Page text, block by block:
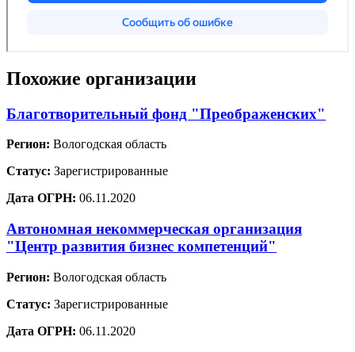
Похожие организации
Благотворительный фонд "Преображенских"
Регион: Вологодская область
Статус: Зарегистрированные
Дата ОГРН: 06.11.2020
Автономная некоммерческая организация
"Центр развития бизнес компетенций"
Регион: Вологодская область
Статус: Зарегистрированные
Дата ОГРН: 06.11.2020